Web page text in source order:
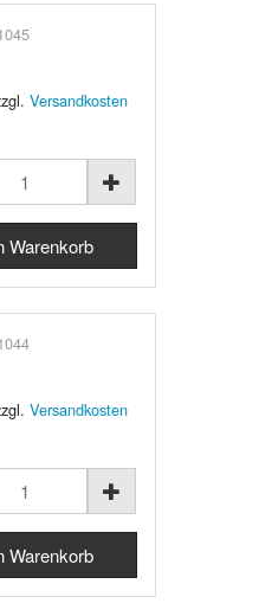
Versandkosten
Versandkosten